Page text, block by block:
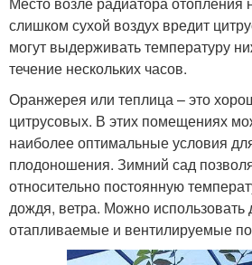
слишком сухой воздух вредит
могут выдерживать температуру
течение нескольких часов.
Оранжерея или теплица – это
цитрусовых. В этих помещениях
наиболее оптимальные условия
плодоношения. Зимний сад
относительно постоянную
дождя, ветра. Можно использовать
отапливаемые и вентилируемые